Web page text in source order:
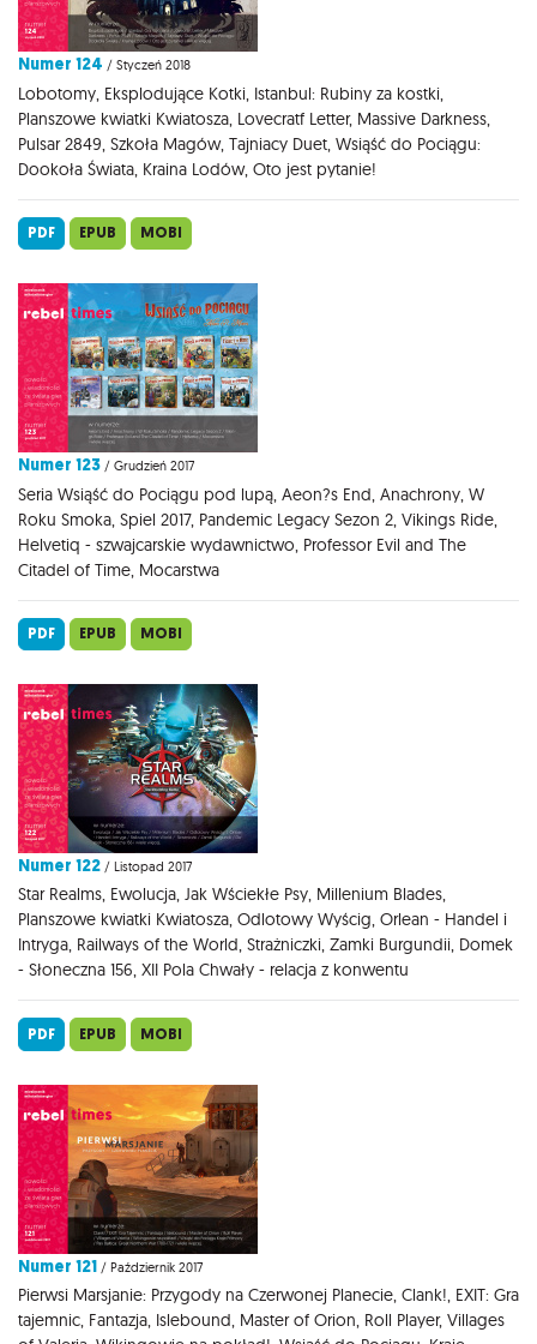
Numer 124 / Styczeń 2018
Lobotomy, Eksplodujące Kotki, Istanbul: Rubiny za kostki,
Planszowe kwiatki Kwiatosza, Lovecratf Letter, Massive Darkness,
Pulsar 2849, Szkoła Magów, Tajniacy Duet, Wsiąść do Pociągu:
Dookoła Świata, Kraina Lodów, Oto jest pytanie!
PDF EPUB MOBI
Numer 123 / Grudzień 2017
Seria Wsiąść do Pociągu pod lupą, Aeon?s End, Anachrony, W
Roku Smoka, Spiel 2017, Pandemic Legacy Sezon 2, Vikings Ride,
Helvetiq - szwajcarskie wydawnictwo, Professor Evil and The
Citadel of Time, Mocarstwa
PDF EPUB MOBI
Numer 122 / Listopad 2017
Star Realms, Ewolucja, Jak Wściekłe Psy, Millenium Blades,
Planszowe kwiatki Kwiatosza, Odlotowy Wyścig, Orlean - Handel i
Intryga, Railways of the World, Strażniczki, Zamki Burgundii, Domek
- Słoneczna 156, XII Pola Chwały - relacja z konwentu
PDF EPUB MOBI
Numer 121 / Październik 2017
Pierwsi Marsjanie: Przygody na Czerwonej Planecie, Clank!, EXIT: Gra
tajemnic, Fantazja, Islebound, Master of Orion, Roll Player, Villages